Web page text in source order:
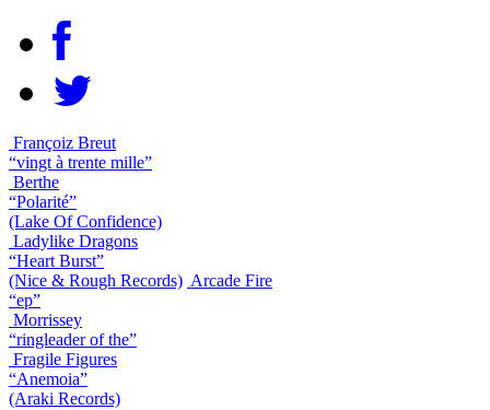
Françoiz Breut
“vingt à trente mille”
Berthe
“Polarité”
(Lake Of Confidence)
Ladylike Dragons
“Heart Burst”
(Nice & Rough Records) Arcade Fire
“ep”
Morrissey
“ringleader of the”
Fragile Figures
“Anemoia”
(Araki Records)